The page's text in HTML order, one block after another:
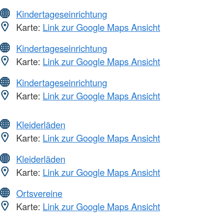
Kindertageseinrichtung
Karte: Link zur Google Maps Ansicht
Kindertageseinrichtung
Karte: Link zur Google Maps Ansicht
Kindertageseinrichtung
Karte: Link zur Google Maps Ansicht
Kleiderläden
Karte: Link zur Google Maps Ansicht
Kleiderläden
Karte: Link zur Google Maps Ansicht
Ortsvereine
Karte: Link zur Google Maps Ansicht